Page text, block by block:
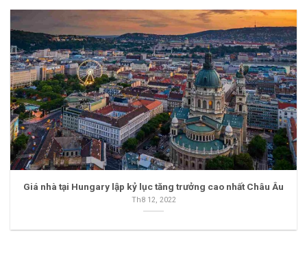
Giá nhà tại Hungary lập kỷ lục tăng trưởng cao nhất Châu Âu
Th8 12, 2022